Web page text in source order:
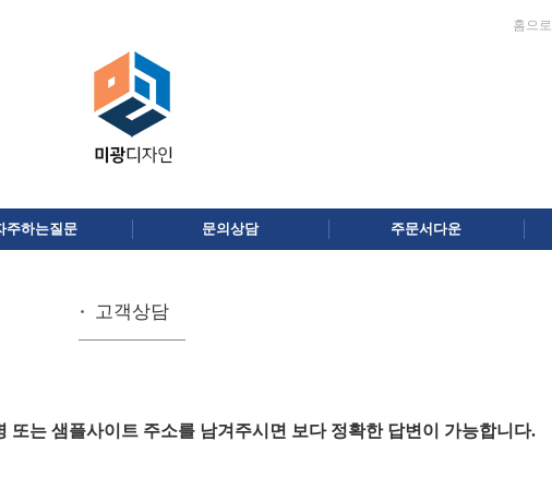
홈으로
주하는질문 문의상담 주문서다운
고객상담
또는 샘플사이트 주소를 남겨주시면 보다 정확한 답변이 가능합니다.